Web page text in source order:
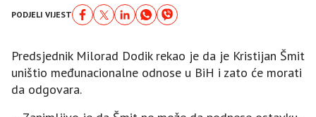
PODJELI VIJEST
Predsjednik Milorad Dodik rekao je da je Kristijan Šmit
uništio međunacionalne odnose u BiH i zato će morati
da odgovara.